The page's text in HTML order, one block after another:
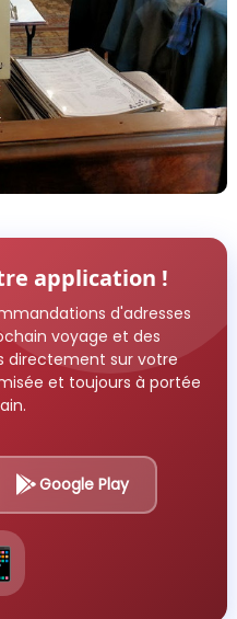
application !
d'adresses
voyage et des
directement sur votre
et toujours à portée
Google Play